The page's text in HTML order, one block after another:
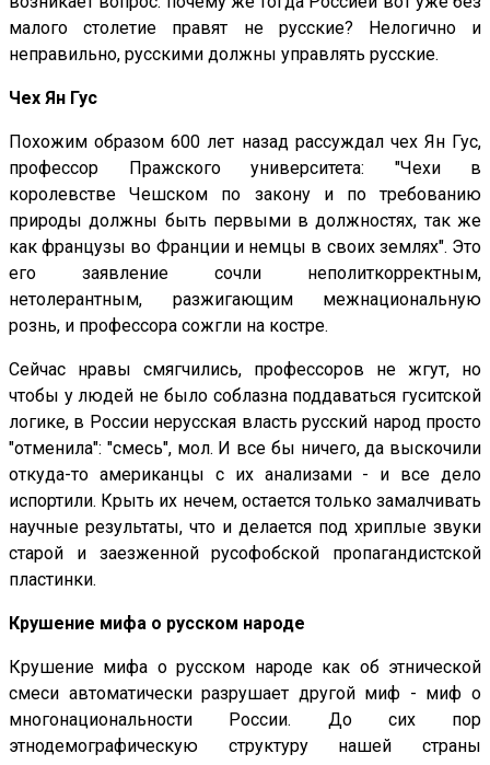
малого столетие правят не русские? Нелогично и
неправильно, русскими должны управлять русские.
Чех Ян Гус
Похожим образом 600 лет назад рассуждал чех Ян Гус,
профессор Пражского университета: "Чехи в
королевстве Чешском по закону и по требованию
природы должны быть первыми в должностях, так же
как французы во Франции и немцы в своих землях". Это
его заявление сочли неполиткорректным,
нетолерантным, разжигающим межнациональную
рознь, и профессора сожгли на костре.
Сейчас нравы смягчились, профессоров не жгут, но
чтобы у людей не было соблазна поддаваться гуситской
логике, в России нерусская власть русский народ просто
"отменила": "смесь", мол. И все бы ничего, да выскочили
откуда-то американцы с их анализами - и все дело
испортили. Крыть их нечем, остается только замалчивать
научные результаты, что и делается под хриплые звуки
старой и заезженной русофобской пропагандистской
пластинки.
Крушение мифа о русском народе
Крушение мифа о русском народе как об этнической
смеси автоматически разрушает другой миф - миф о
многонациональности России. До сих пор
этнодемографическую структуру нашей страны